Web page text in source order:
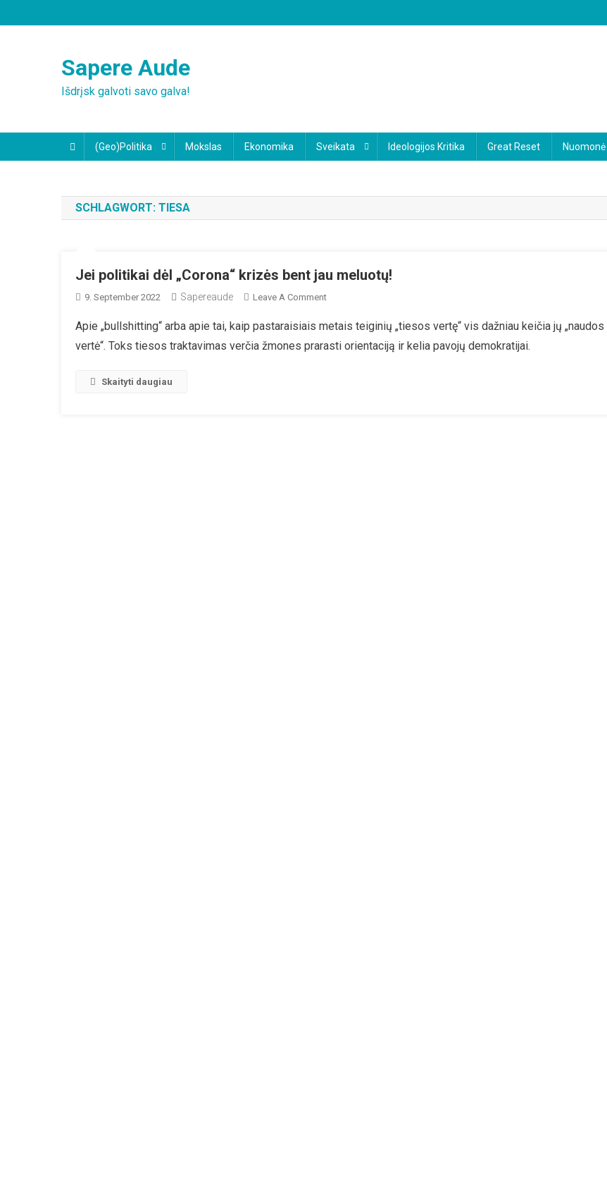
to
Sapere Aude
Išdrįsk galvoti savo galva!
(Geo)Politika Mokslas Ekonomika Sveikata Ideologijos Kritika Great Reset Nuomonė
SCHLAGWORT: TIESA
Jei politikai dėl „Corona“ krizės bent jau meluotų!
9. September 2022 Sapereaude Leave A CommentOn
Politikai
Dėl
Apie „bullshitting“ arba apie tai, kaip pastaraisiais metais teiginių „tiesos vertę“ vis dažniau keičia jų „naudos
vertė“. Toks tiesos traktavimas verčia žmones prarasti orientaciją ir kelia pavojų demokratijai.
Skaityti daugiau